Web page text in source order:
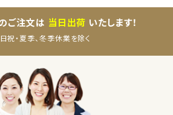
ご注文は 当日出荷 いたします！
祝・夏季、冬季休業を除く